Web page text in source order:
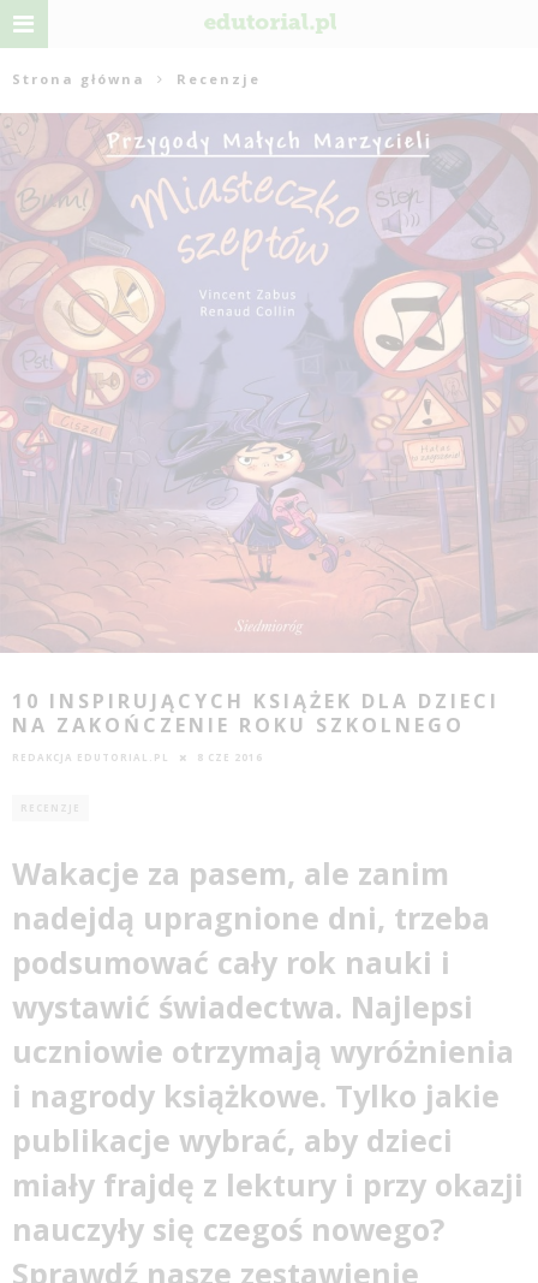
Strona główna Recenzje
10 INSPIRUJĄCYCH KSIĄŻEK DLA DZIECI
NA ZAKOŃCZENIE ROKU SZKOLNEGO
REDAKCJA EDUTORIAL.PL 8 CZE 2016
RECENZJE
Wakacje za pasem, ale zanim
nadejdą upragnione dni, trzeba
podsumować cały rok nauki i
wystawić świadectwa. Najlepsi
uczniowie otrzymają wyróżnienia
i nagrody książkowe. Tylko jakie
publikacje wybrać, aby dzieci
miały frajdę z lektury i przy okazji
nauczyły się czegoś nowego?
Sprawdź nasze zestawienie